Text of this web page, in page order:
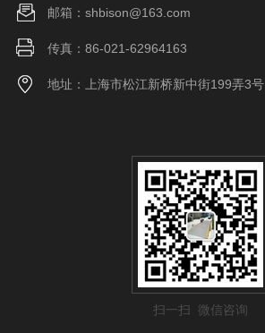
邮箱：shbison@163.com
传真：86-021-62964163
地址：上海市松江新桥新中街199弄3号
扫一扫 微信咨询